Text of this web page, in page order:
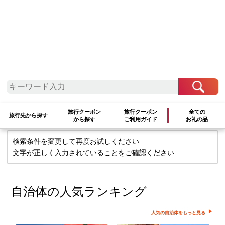
旅行先から探す
旅行クーポン
から探す
旅行クーポン
ご利用ガイド
全ての
お礼の品
検索条件に一致するお礼の品はありま
せん
検索条件を変更して再度お試しください
文字が正しく入力されていることをご確認ください
自治体の人気ランキング
人気の自治体をもっと見る